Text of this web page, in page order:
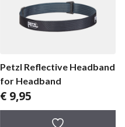
Petzl Reflective Headband
for Headband
€ 9,95